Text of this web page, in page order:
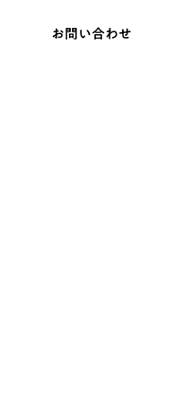
お問い合わせ